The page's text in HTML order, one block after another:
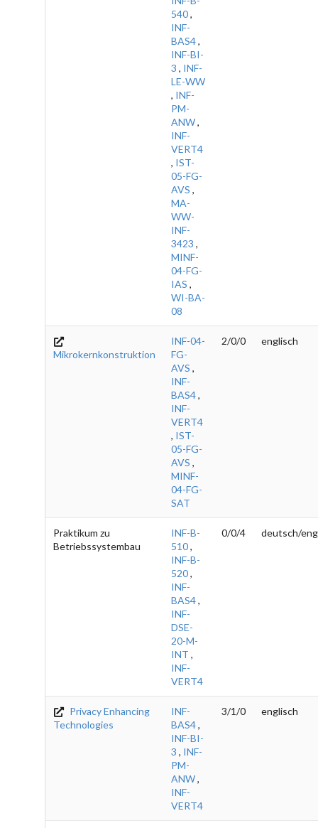
540,
INF-
BAS4,
INF-BI-
3 , INF-
LE-WW
, INF-
PM-
ANW,
INF-
VERT4
, IST-
05-FG-
AVS ,
MA-
WW-
INF-
3423 ,
MINF-
04-FG-
IAS ,
WI-BA-
08
Mikrokernkonstruktion
INF-04-
FG-
AVS ,
INF-
BAS4,
INF-
VERT4
, IST-
05-FG-
AVS ,
MINF-
04-FG-
SAT
2/0/0 englisch
Praktikum zu
Betriebssystembau
INF-B-
510,
INF-B-
520,
INF-
BAS4,
INF-
DSE-
20-M-
INT ,
INF-
VERT4
0/0/4 deutsch/
Privacy Enhancing
Technologies
INF-
BAS4,
INF-BI-
3 , INF-
PM-
ANW,
INF-
VERT4
3/1/0 englisch